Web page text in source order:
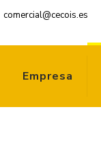
comercial@cecois.es
Empresa